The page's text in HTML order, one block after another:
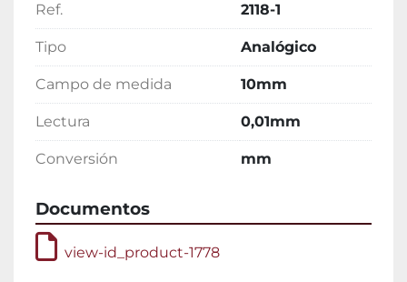
Ref. 2118-1
Tipo Analógico
Campo de medida 10mm
Lectura 0,01mm
Conversión mm
Documentos
view-id_product-1778